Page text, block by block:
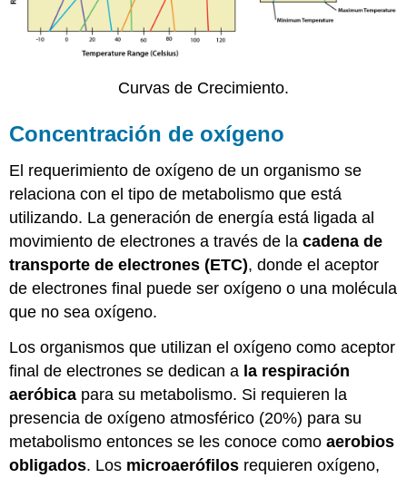
Curvas de Crecimiento.
Concentración de oxígeno
El requerimiento de oxígeno de un organismo se
relaciona con el tipo de metabolismo que está
utilizando. La generación de energía está ligada al
movimiento de electrones a través de lacadena de
transporte de electrones (ETC), donde el aceptor
de electrones final puede ser oxígeno o una molécula
que no sea oxígeno.
Los organismos que utilizan el oxígeno como aceptor
final de electrones se dedican a la respiración
aeróbica para su metabolismo. Si requieren la
presencia de oxígeno atmosférico (20%) para su
metabolismo entonces se les conoce comoaerobios
obligados. Los microaerófilos requieren oxígeno,